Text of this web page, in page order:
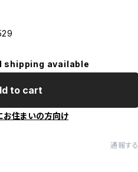
shipping available
to cart
お住まいの方向け
通報する